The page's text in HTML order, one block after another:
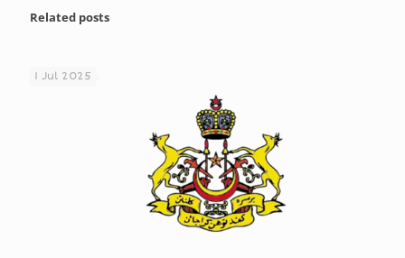
Related posts
1 Jul 2025